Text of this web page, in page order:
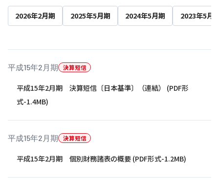
沿革
子会社および関係会社
ソーシャルメディア公式アカウント
ライフキャリア
育児・暮らし
人材育成の取り組み
社会貢献活動
ミャンマーへの支援活動
オリジナルバッグプロジェクト
株主・投資家の皆さまへ
IRカレンダー
よくあるご質問
免責事項
京進リクルートInstagram
新卒採用デジタルパンフレット
中途採用
講師（アルバイト）募集
保育事業 採用
日本語教育事業 採用
介護事業 採用
利用規約
Copyright © KYOSHIN Co., Ltd. All rights reserved.
2026年2月期 2025年5月期 2024年5月期 2023年5月
平成15年2月期 決算短信
平成15年2月期 決算短信〔日本基準〕（連結） (PDF形
式-1.4MB)
平成15年2月期 決算短信
平成15年2月期 個別財務諸表の概要 (PDF形式-1.2MB)